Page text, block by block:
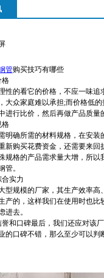
管购买技巧有哪些
格
性的看它的价格，不应一味
大众家庭难以承担;而价格低
进行比价，然后再做产品质量
格
明确所需的材料规格，在安装
新购买花费资金，还需要来
规格的产品需求量大增，所
管。
实力
型规模的厂家，其生产效率
产的，这样我们在使用时也
进去。
和口碑最后，我们还应对该
的口碑不错，那么至少可以判